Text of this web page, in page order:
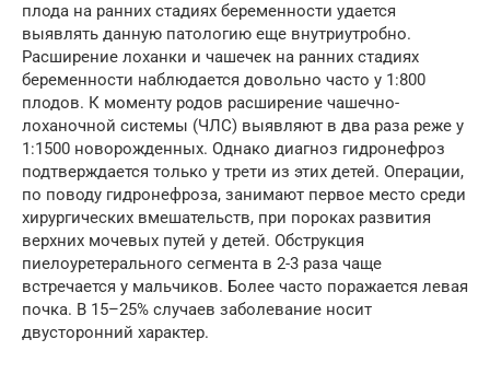
плода на ранних стадиях беременности удается
выявлять данную патологию еще внутриутробно.
Расширение лоханки и чашечек на ранних стадиях
беременности наблюдается довольно часто у 1:800
плодов. К моменту родов расширение чашечно-
лоханочной системы (ЧЛС) выявляют в два раза реже у
1:1500 новорожденных. Однако диагноз гидронефроз
подтверждается только у трети из этих детей. Операции,
по поводу гидронефроза, занимают первое место среди
хирургических вмешательств, при пороках развития
верхних мочевых путей у детей. Обструкция
пиелоуретерального сегмента в 2-3 раза чаще
встречается у мальчиков. Более часто поражается левая
почка. В 15–25% случаев заболевание носит
двусторонний характер.